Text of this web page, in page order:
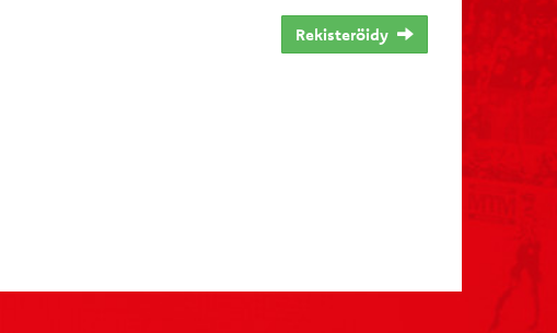
Rekisteröidy